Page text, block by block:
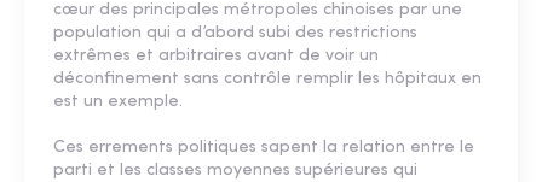
cœur des principales métropoles chinoises par une
population qui a d’abord subi des restrictions
extrêmes et arbitraires avant de voir un
déconfinement sans contrôle remplir les hôpitaux en
est un exemple.
Ces errements politiques sapent la relation entre le
parti et les classes moyennes supérieures qui